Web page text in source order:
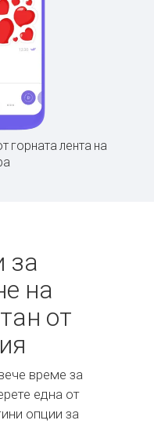
горната лента на
за
на
от
време за
една от
опции за